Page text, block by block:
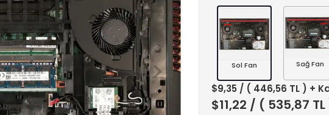
Sol Fan Sağ Fan
$9,35 / ( 446,56 TL ) +
$11,22 / ( 535,87